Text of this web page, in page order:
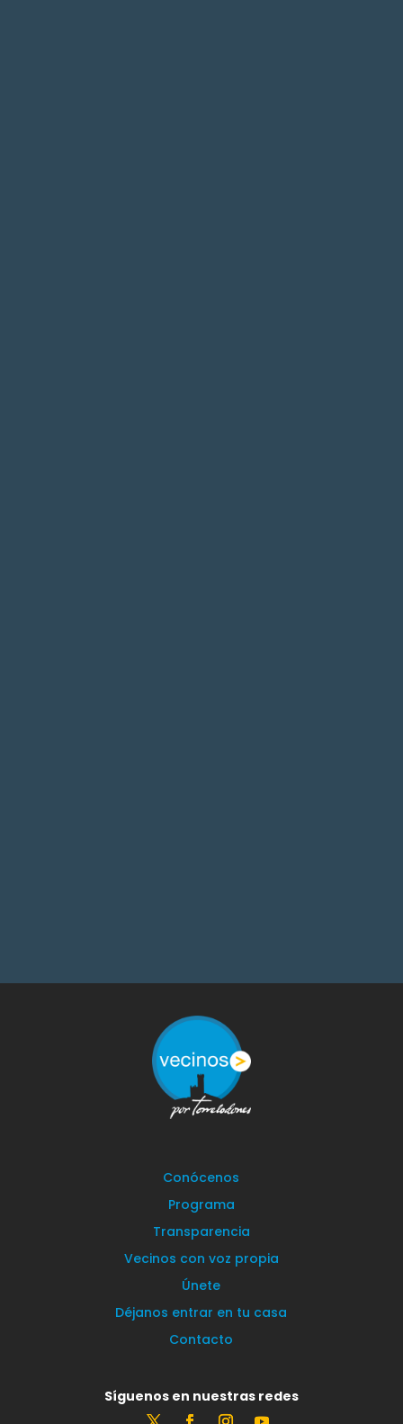
Conócenos
Programa
Transparencia
Vecinos con voz propia
Únete
Déjanos entrar en tu casa
Contacto
Síguenos en nuestras redes